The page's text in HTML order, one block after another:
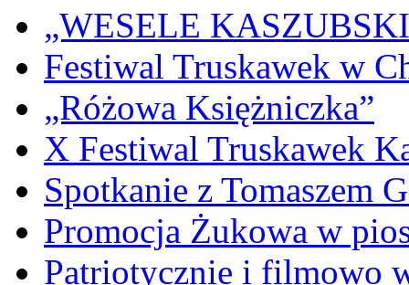
„WESELE
Festiwal Truskawek w
„Różowa Księżniczka”
X Festiwal Truskawek
Spotkanie z Tomaszem
Promocja Żukowa w
Patriotycznie i filmowo